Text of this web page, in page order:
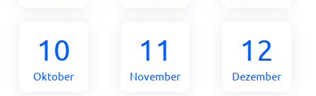
10
Oktober
11
November
12
Dezember